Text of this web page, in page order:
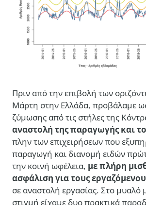
Πριν από την επιβολή των
Μάρτη στην Ελλάδα, προβάλαμε
ζύμωσης από τις στήλες της
αναστολή της παραγωγής και
πλην των επιχειρήσεων που
παραγωγή και διανομή ειδών
την κοινή ωφέλεια, με πλήρη
ασφάλιση για τους
σε αναστολή εργασίας. Στο μυαλό
στιγμή είχαμε δυο πρακτικά